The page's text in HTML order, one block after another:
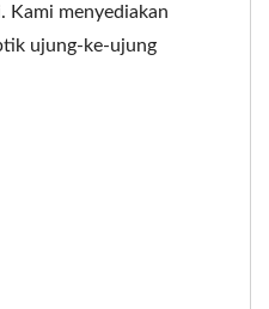
Kami menyediakan
ujung-ke-ujung